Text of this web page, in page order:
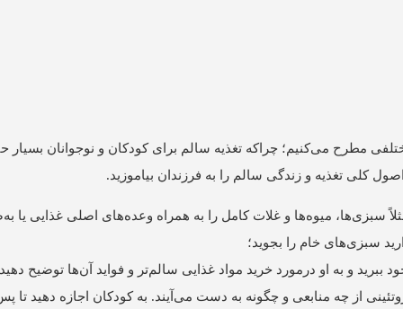
مطرح می‌کنیم؛ چراکه تغذیه سالم برای کودکان و نوجوانان بسیار
کلی تغذیه و زندگی سالم را به فرزندان بیاموزید.
سبزی‌ها، میوه‌ها و غلات کامل را به همراه وعده‌های اصلی غذایی یا
سبزی‌های خام را بجوید؛
ببرید و به او درمورد خرید مواد غذایی سالم‌تر و فواید آن‌ها توضیح
از چه منابعی و چگونه به دست می‌آیند. به کودکان اجازه دهید تا